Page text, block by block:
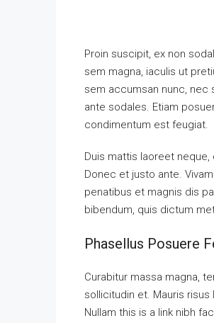
Proin suscipit, ex non
sem magna, iaculis ut
sem accumsan nunc, nec
ante sodales. Etiam
condimentum est feugiat.
Duis mattis laoreet
Donec et justo ante.
penatibus et magnis dis
bibendum, quis dictum
Phasellus Posuere
Curabitur massa magna,
sollicitudin et. Mauris
Nullam this is a link nibh